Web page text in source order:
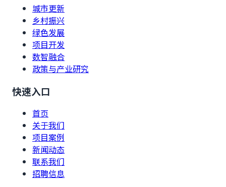
城市更新
乡村振兴
绿色发展
项目开发
数智融合
政策与产业研究
快速入口
首页
关于我们
项目案例
新闻动态
联系我们
招聘信息